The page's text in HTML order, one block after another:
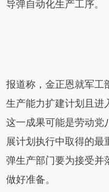
导弹自动化生产工序。
报道称，金正恩就军工
生产能力扩建计划且进
这一成果可能是劳动党
展计划执行中取得的
弹生产部门要为接受并
做好准备。